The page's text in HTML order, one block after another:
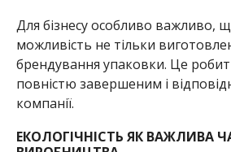
Для бізнесу особливо важливо,
можливість не тільки
брендування упаковки. Це
повністю завершеним і
компанії.
ЕКОЛОГІЧНІСТЬ ЯК ВАЖЛИВА